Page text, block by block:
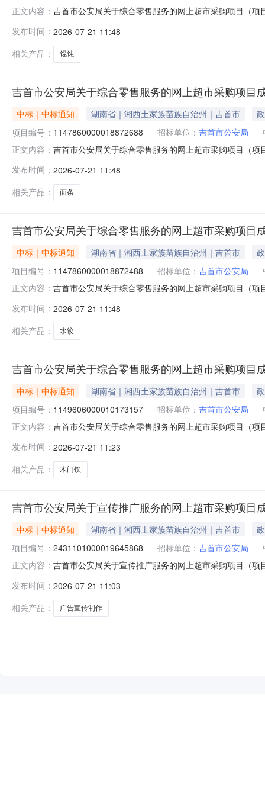
正文内容： 吉首市公安局关于综合零售服务的网上超市采购项目（
二、采购单位信息采购单位名称：吉首市公安局采购单
发布时间： 2026-07-21 11:48
相关产品：
馄饨
吉首市公安局关于综合零售服务的网上超市采购项目
中标｜中标通知 湖南省｜湘西土家族苗族自治州｜吉首市
项目编号： 1147860000018872688 招标单位： 吉首市公安局
正文内容： 吉首市公安局关于综合零售服务的网上超市采购项目（
二、采购单位信息采购单位名称：吉首市公安局采购单
发布时间： 2026-07-21 11:48
相关产品：
面条
吉首市公安局关于综合零售服务的网上超市采购项目
中标｜中标通知 湖南省｜湘西土家族苗族自治州｜吉首市
项目编号： 1147860000018872488 招标单位： 吉首市公安局
正文内容： 吉首市公安局关于综合零售服务的网上超市采购项目（
二、采购单位信息采购单位名称：吉首市公安局采购单
发布时间： 2026-07-21 11:48
相关产品：
水饺
吉首市公安局关于综合零售服务的网上超市采购项目
中标｜中标通知 湖南省｜湘西土家族苗族自治州｜吉首市
项目编号： 1149606000010173157 招标单位： 吉首市公安局
正文内容： 吉首市公安局关于综合零售服务的网上超市采购项目（
二、采购单位信息采购单位名称：吉首市公安局采购单
发布时间： 2026-07-21 11:23
相关产品：
木门锁
吉首市公安局关于宣传推广服务的网上超市采购项目
中标｜中标通知 湖南省｜湘西土家族苗族自治州｜吉首市
项目编号： 2431101000019645868 招标单位： 吉首市公安局
正文内容： 吉首市公安局关于宣传推广服务的网上超市采购项目（
二、采购单位信息采购单位名称：吉首市公安局采购单
发布时间： 2026-07-21 11:03
相关产品：
广告宣传制作